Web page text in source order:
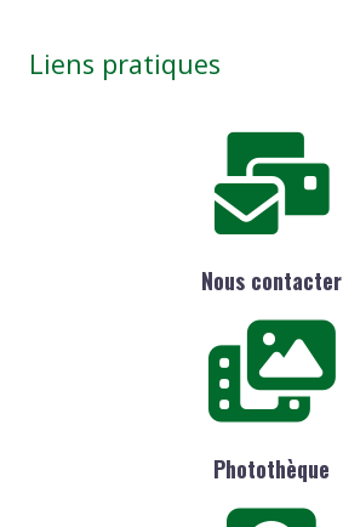
Liens pratiques
Nous contacter
Photothèque